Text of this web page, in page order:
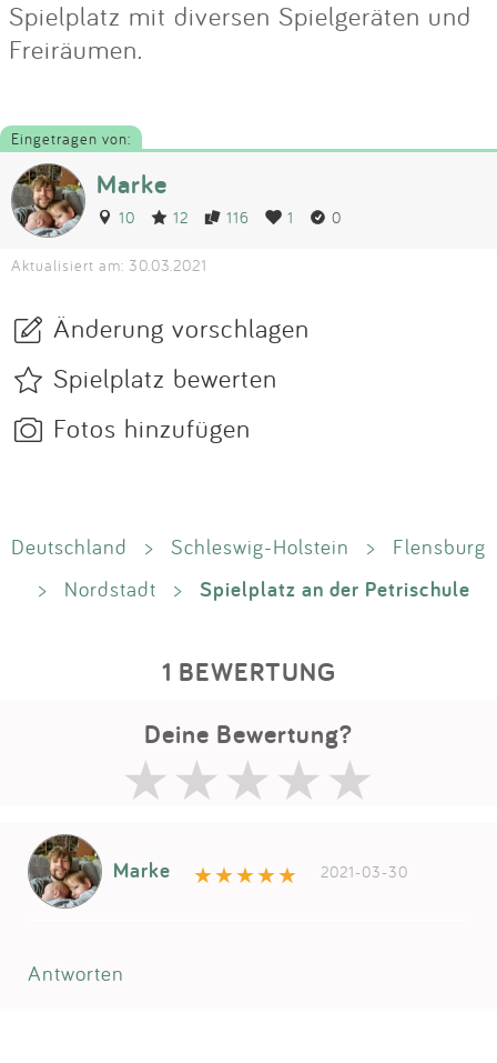
Spielplatz mit diversen Spielgeräten und
Freiräumen.
Eingetragen von:
Marke
10 12 116 1 0
Aktualisiert am: 30.03.2021
Änderung vorschlagen
Spielplatz bewerten
Fotos hinzufügen
Deutschland > Schleswig-Holstein >
Flensburg
>
Nordstadt > Spielplatz an der Petrischule
1 BEWERTUNG
Deine Bewertung?
Marke 2021-03-30
Antworten